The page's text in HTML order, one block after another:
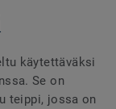
käytettäväksi
Se on
teippi, jossa on